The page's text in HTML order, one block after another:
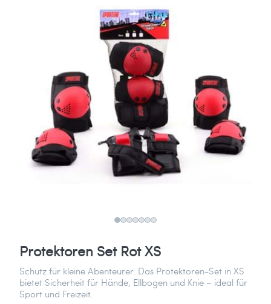
Protektoren Set Rot XS
Schutz für kleine Abenteurer. Das Protektoren-Set in XS
bietet Sicherheit für Hände, Ellbogen und Knie – ideal für
Sport und Freizeit.